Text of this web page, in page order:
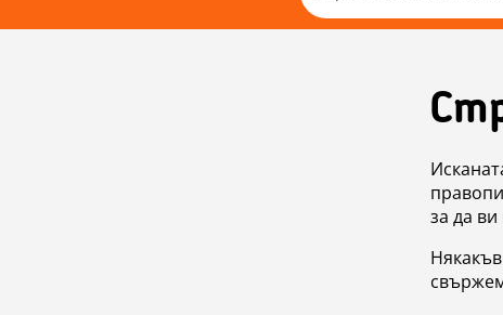
за да